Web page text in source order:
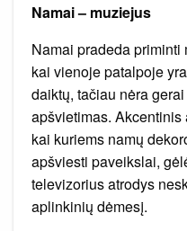
Namai – muziejus
Namai pradeda
kai vienoje patalpoje
daiktų, tačiau nėra
apšvietimas.
kai kuriems namų
apšviesti paveikslai,
televizorius atrodys
aplinkinių dėmesį.